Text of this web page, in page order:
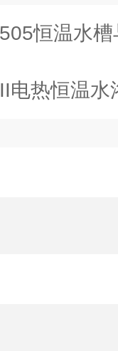
温水槽与水浴
电热恒温水